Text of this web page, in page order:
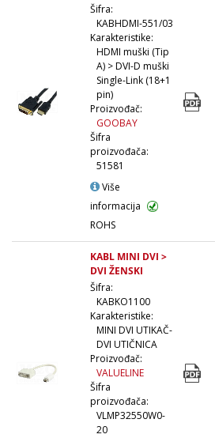
Šifra:
KABHDMI-551/03
Karakteristike:
HDMI muški (Tip
A) > DVI-D muški
Single-Link (18+1
pin)
Proizvođač:
GOOBAY
Šifra
proizvođača:
51581
Više
informacija
ROHS
KABL MINI DVI >
DVI ŽENSKI
Šifra:
KABKO1100
Karakteristike:
MINI DVI UTIKAČ-
DVI UTIČNICA
Proizvođač:
VALUELINE
Šifra
proizvođača:
VLMP32550W0-
20